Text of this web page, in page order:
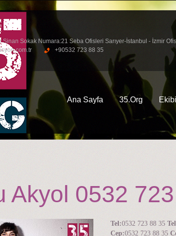
Sokak Numara:21 Seba Ofisleri Sarıyer-İstanbul - İzmir
+90532 723 88 35
Ana Sayfa 35.Org
Akyol 0532
Tel:0532 723 88 35
Cep:0532 723 88 35